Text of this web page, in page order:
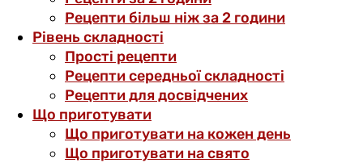
Рецепти більш ніж за 2 години
Рівень складності
Прості рецепти
Рецепти середньої складності
Рецепти для досвідчених
Що приготувати
Що приготувати на кожен день
Що приготувати на свято